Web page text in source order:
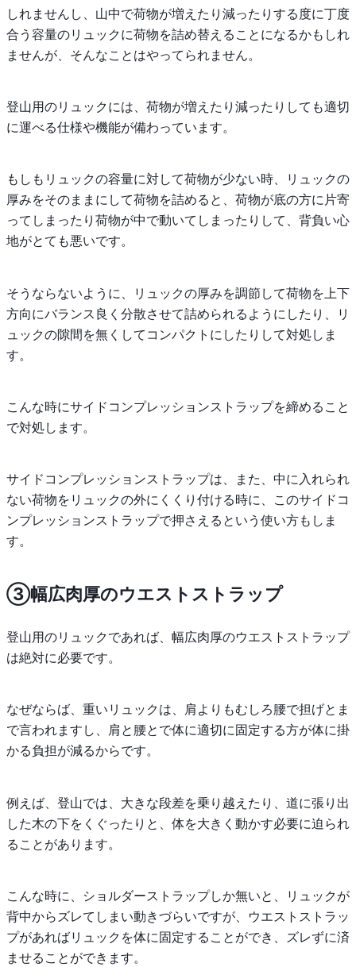
しれませんし、山中で荷物が増えたり減ったりする度に丁度
合う容量のリュックに荷物を詰め替えることになるかもしれ
ませんが、そんなことはやってられません。
登山用のリュックには、荷物が増えたり減ったりしても適切
に運べる仕様や機能が備わっています。
もしもリュックの容量に対して荷物が少ない時、リュックの
厚みをそのままにして荷物を詰めると、荷物が底の方に片寄
ってしまったり荷物が中で動いてしまったりして、背負い心
地がとても悪いです。
そうならないように、リュックの厚みを調節して荷物を上下
方向にバランス良く分散させて詰められるようにしたり、リ
ュックの隙間を無くしてコンパクトにしたりして対処しま
す。
こんな時にサイドコンプレッションストラップを締めること
で対処します。
サイドコンプレッションストラップは、また、中に入れられ
ない荷物をリュックの外にくくり付ける時に、このサイドコ
ンプレッションストラップで押さえるという使い方もしま
す。
③幅広肉厚のウエストストラップ
登山用のリュックであれば、幅広肉厚のウエストストラップ
は絶対に必要です。
なぜならば、重いリュックは、肩よりもむしろ腰で担げとま
で言われますし、肩と腰とで体に適切に固定する方が体に掛
かる負担が減るからです。
例えば、登山では、大きな段差を乗り越えたり、道に張り出
した木の下をくぐったりと、体を大きく動かす必要に迫られ
ることがあります。
こんな時に、ショルダーストラップしか無いと、リュックが
背中からズレてしまい動きづらいですが、ウエストストラッ
プがあればリュックを体に固定することができ、ズレずに済
ませることができます。